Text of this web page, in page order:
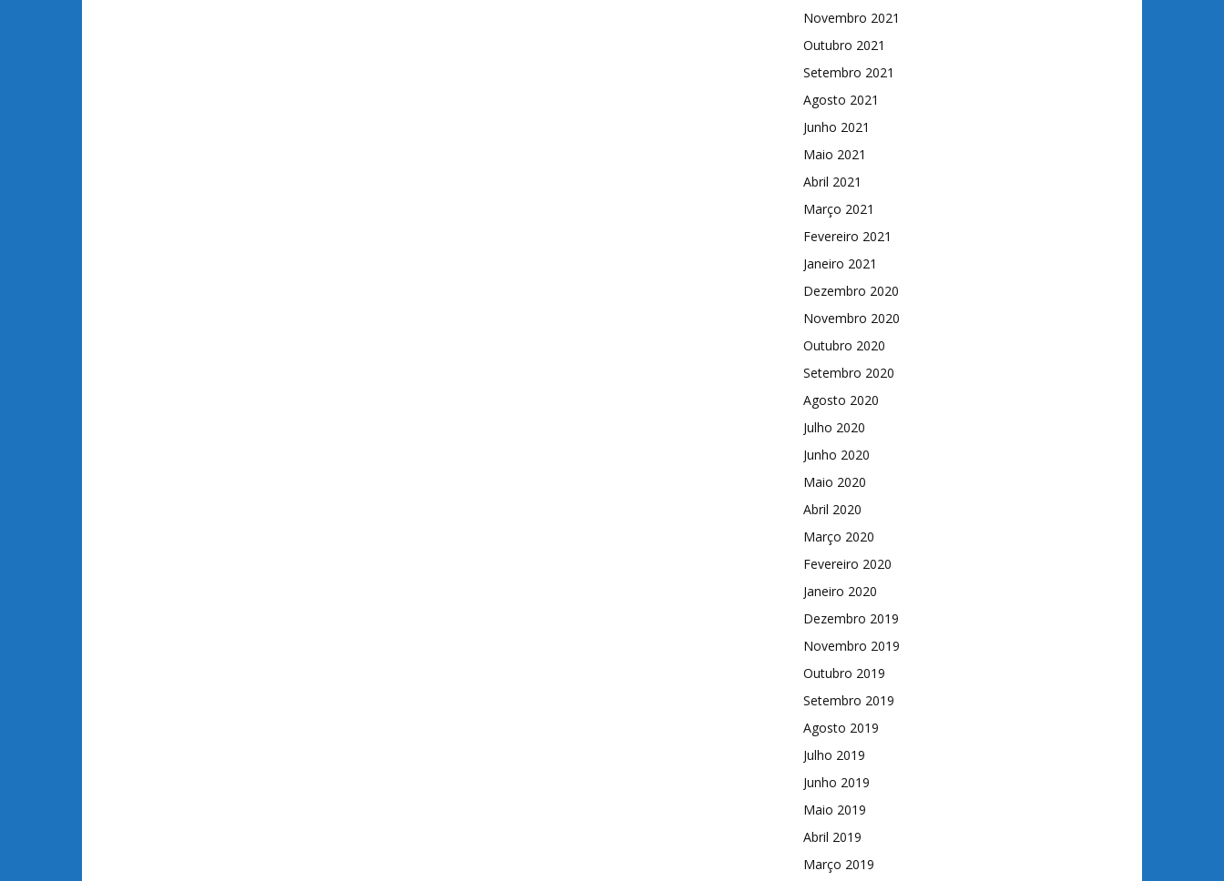
Novembro 2021
Outubro 2021
Setembro 2021
Agosto 2021
Junho 2021
Maio 2021
Abril 2021
Março 2021
Fevereiro 2021
Janeiro 2021
Dezembro 2020
Novembro 2020
Outubro 2020
Setembro 2020
Agosto 2020
Julho 2020
Junho 2020
Maio 2020
Abril 2020
Março 2020
Fevereiro 2020
Janeiro 2020
Dezembro 2019
Novembro 2019
Outubro 2019
Setembro 2019
Agosto 2019
Julho 2019
Junho 2019
Maio 2019
Abril 2019
Março 2019